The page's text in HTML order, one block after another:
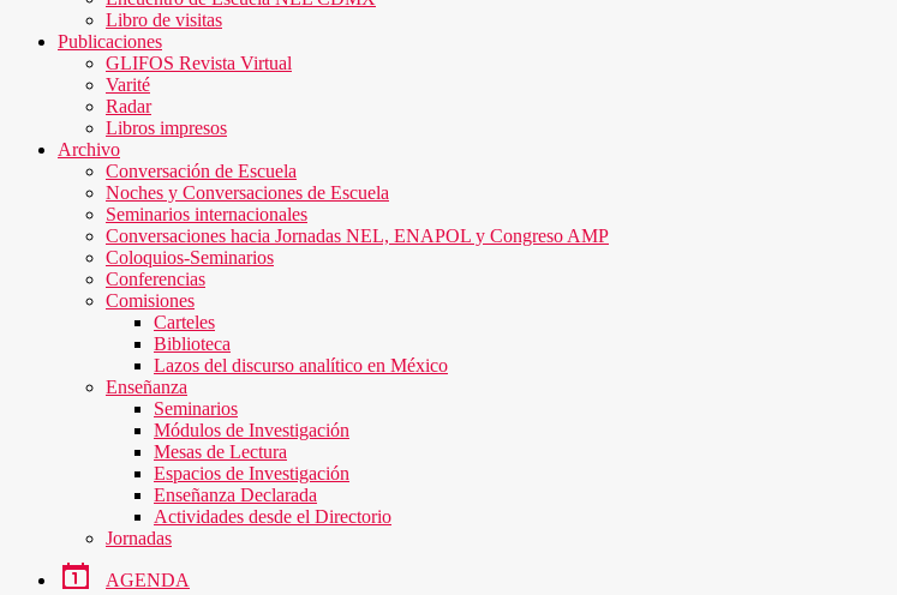
Libro de visitas
Publicaciones
GLIFOS Revista Virtual
Varité
Radar
Libros impresos
Archivo
Conversación de Escuela
Noches y Conversaciones de Escuela
Seminarios internacionales
Conversaciones hacia Jornadas NEL, ENAPOL y Congreso AMP
Coloquios-Seminarios
Conferencias
Comisiones
Carteles
Biblioteca
Lazos del discurso analítico en México
Enseñanza
Seminarios
Módulos de Investigación
Mesas de Lectura
Espacios de Investigación
Enseñanza Declarada
Actividades desde el Directorio
Jornadas
AGENDA